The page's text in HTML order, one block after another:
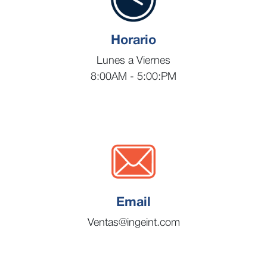
Horario
Lunes a Viernes
8:00AM - 5:00:PM
Email
Ventas@ingeint.com